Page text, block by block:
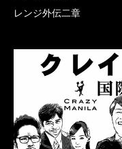
レンジ外伝二章